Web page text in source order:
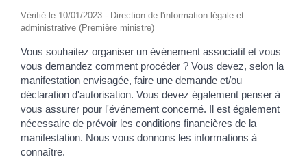
Vérifié le 10/01/2023 - Direction de l'information légale et
administrative (Première ministre)
Vous souhaitez organiser un événement associatif et vous
vous demandez comment procéder ? Vous devez, selon la
manifestation envisagée, faire une demande et/ou
déclaration d'autorisation. Vous devez également penser à
vous assurer pour l'événement concerné. Il est également
nécessaire de prévoir les conditions financières de la
manifestation. Nous vous donnons les informations à
connaître.